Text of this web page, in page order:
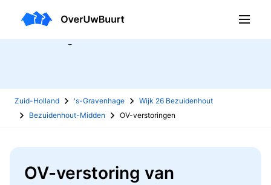
Zuid-Holland 's-Gravenhage
Wijk 26 Bezuidenhout
Bezuidenhout-Midden
OV-verstoringen
OV-verstoring van